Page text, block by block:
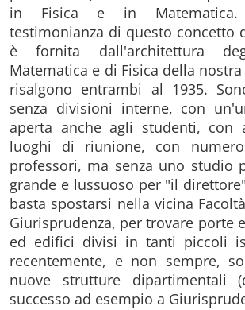
in Fisica e in
testimonianza di questo concetto
è fornita dall'architettura
Matematica e di Fisica della
risalgono entrambi al 1935.
senza divisioni interne, con
aperta anche agli studenti, con
luoghi di riunione, con
professori, ma senza uno studio
grande e lussuoso per "il
basta spostarsi nella vicina
Giurisprudenza, per trovare porte
ed edifici divisi in tanti piccoli
recentemente, e non sempre,
nuove strutture dipartimentali
successo ad esempio a